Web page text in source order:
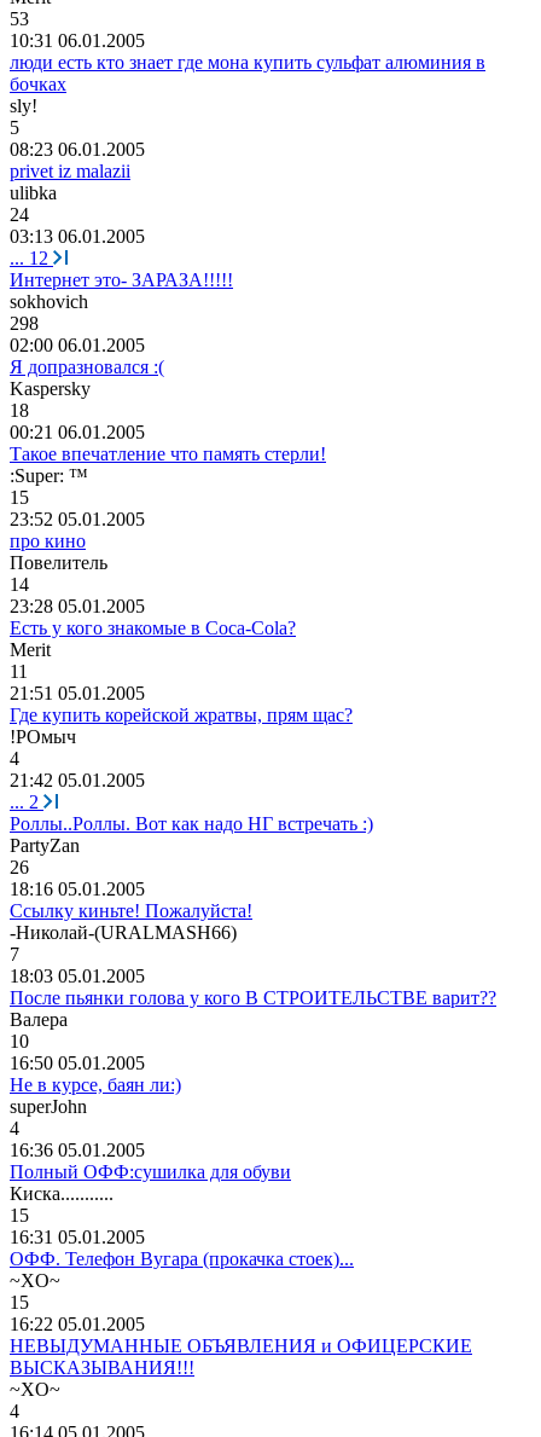
53
10:31 06.01.2005
люди есть кто знает где мона купить сульфат алюминия в
бочках
sly!
5
08:23 06.01.2005
privet iz malazii
ulibka
24
03:13 06.01.2005
... 12
Интернет это- ЗАРАЗА!!!!!
sokhovich
298
02:00 06.01.2005
Я допразновался :(
Kaspersky
18
00:21 06.01.2005
Такое впечатление что память стерли!
:Super: ™
15
23:52 05.01.2005
про кино
Повелитель
14
23:28 05.01.2005
Есть у кого знакомые в Coca-Cola?
Merit
11
21:51 05.01.2005
Где купить корейской жратвы, прям щас?
!РОмыч
4
21:42 05.01.2005
... 2
Роллы..Роллы. Вот как надо НГ встречать :)
PartyZan
26
18:16 05.01.2005
Ссылку киньте! Пожалуйста!
-Николай-(URALMASH66)
7
18:03 05.01.2005
После пьянки голова у кого В СТРОИТЕЛЬСТВЕ варит??
Валера
10
16:50 05.01.2005
Не в курсе, баян ли:)
superJohn
4
16:36 05.01.2005
Полный ОФФ:сушилка для обуви
Киска...........
15
16:31 05.01.2005
ОФФ. Телефон Вугара (прокачка стоек)...
~XO~
15
16:22 05.01.2005
НЕВЫДУМАННЫЕ ОБЪЯВЛЕНИЯ и ОФИЦЕРСКИЕ
ВЫСКАЗЫВАНИЯ!!!
~XO~
4
16:14 05.01.2005